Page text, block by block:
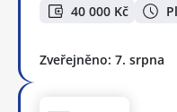
40 000 Kč
Zveřejněno: 7. srpna